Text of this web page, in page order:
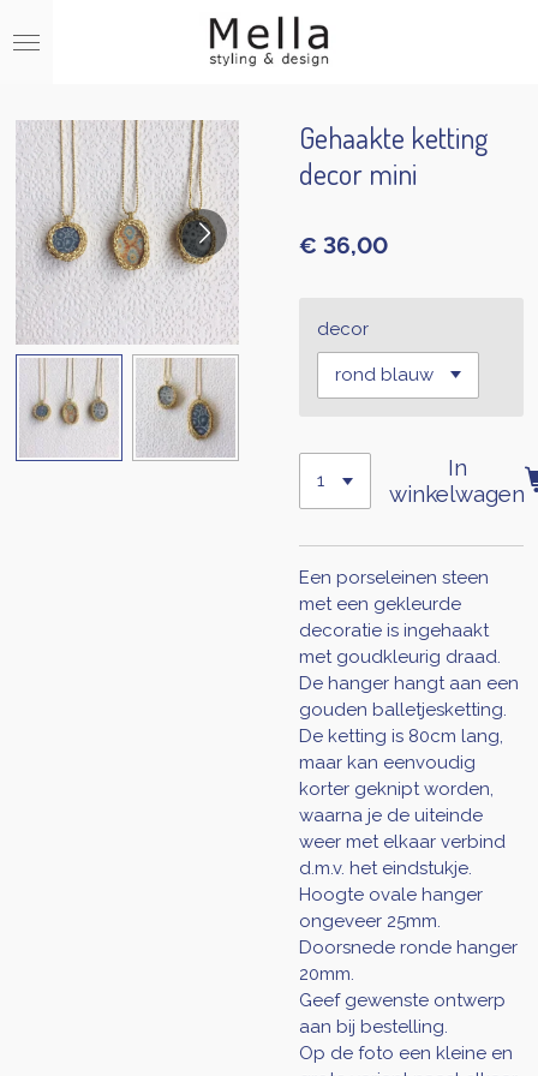
direct
hoofdinhoud
Gehaakte ketting
decor mini
€ 36,00
decor
In
winkelwagen
Een porseleinen steen
met een gekleurde
decoratie is ingehaakt
met goudkleurig draad.
De hanger hangt aan een
gouden balletjesketting.
De ketting is 80cm lang,
maar kan eenvoudig
korter geknipt worden,
waarna je de uiteinde
weer met elkaar verbind
d.m.v. het eindstukje.
Hoogte ovale hanger
ongeveer 25mm.
Doorsnede ronde hanger
20mm.
Geef gewenste ontwerp
aan bij bestelling.
Op de foto een kleine en